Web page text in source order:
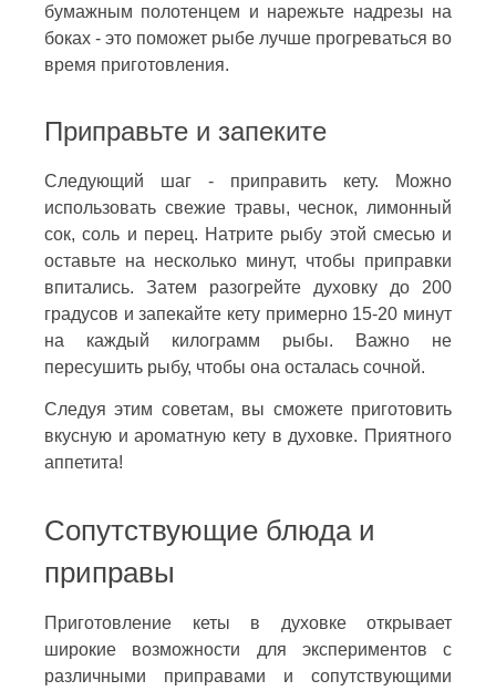
бумажным полотенцем и нарежьте надрезы на
боках - это поможет рыбе лучше прогреваться во
время приготовления.
Приправьте и запеките
Следующий шаг - приправить кету. Можно
использовать свежие травы, чеснок, лимонный
сок, соль и перец. Натрите рыбу этой смесью и
оставьте на несколько минут, чтобы приправки
впитались. Затем разогрейте духовку до 200
градусов и запекайте кету примерно 15-20 минут
на каждый килограмм рыбы. Важно не
пересушить рыбу, чтобы она осталась сочной.
Следуя этим советам, вы сможете приготовить
вкусную и ароматную кету в духовке. Приятного
аппетита!
Сопутствующие блюда и
приправы
Приготовление кеты в духовке открывает
широкие возможности для экспериментов с
различными приправами и сопутствующими